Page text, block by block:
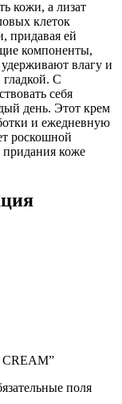
кожи, а лизат
клеток
придавая ей
компоненты,
влагу и
гладкой. С
себя
день. Этот крем
и ежедневную
роскошной
придания коже
CREAM”
поля